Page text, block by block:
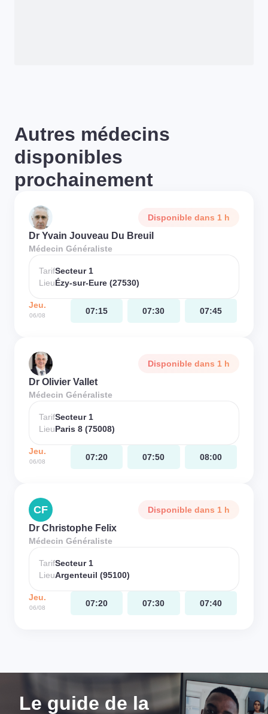
Autres médecins
disponibles
prochainement
Disponible dans 1 h
Dr Yvain Jouveau Du Breuil
Médecin Généraliste
TarifSecteur 1
LieuÉzy-sur-Eure (27530)
Jeu.
06/08 07:15 07:30 07:45
Disponible dans 1 h
Dr Olivier Vallet
Médecin Généraliste
TarifSecteur 1
LieuParis 8 (75008)
Jeu.
06/08 07:20 07:50 08:00
CF Disponible dans 1 h
Dr Christophe Felix
Médecin Généraliste
TarifSecteur 1
LieuArgenteuil (95100)
Jeu.
06/08 07:20 07:30 07:40
Le guide de la